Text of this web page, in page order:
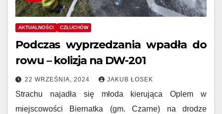
AKTUALNOŚCI CZŁUCHÓW
Podczas wyprzedzania wpadła do
rowu – kolizja na DW-201
22 WRZEŚNIA, 2024 JAKUB ŁOSEK
Strachu najadła się młoda kierująca Oplem w
miejscowości Biernatka (gm. Czarne) na drodze